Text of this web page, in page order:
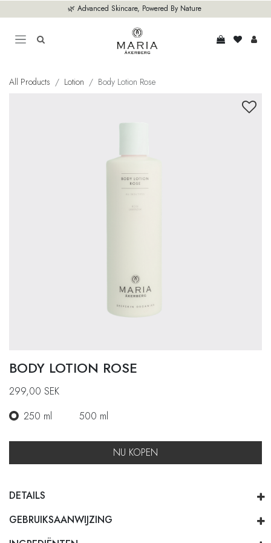
Overslaan naar inhoud🌿 Advanced Skincare, Powered By Nature
All Products Lotion Body Lotion Rose
BODY LOTION ROSE
299,00 SEK
250 ml
500 ml
NU KOPEN
DETAILS
GEBRUIKSAANWIJZING